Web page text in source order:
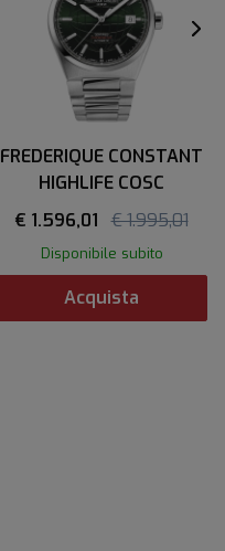
FREDERIQUE CONSTANT
HIGHLIFE COSC
€ 1.596,01 € 1.995,01
Disponibile subito
Acquista